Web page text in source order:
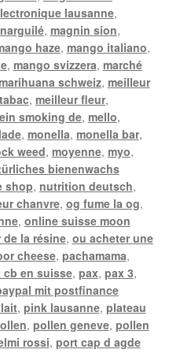
lausanne,
, magnin sion,
haze, mango italiano,
, mango svizzera, marché
schweiz, meilleur
, meilleur fleur,
smoking de, mello,
, monella, monella bar,
weed, moyenne, myo,
bienenwachs
shop, nutrition deutsch,
chanvre, og fume la og,
, online suisse moon
la résine, ou acheter une
cheese, pachamama,
cb en suisse, pax, pax 3,
mit postfinance
, pink lausanne, plateau
, pollen geneve, pollen
rossi, port cap d agde